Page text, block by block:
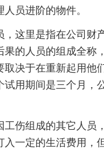
员进阶的物件。
，这里是指在公司财
果的人员的组成全称
取决于在重新起用他
试用期间是三个月，
工伤组成的其它人员
入一定的生活费用，